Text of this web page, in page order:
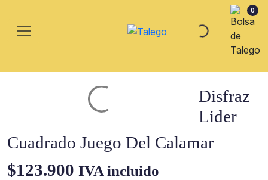
0
Disfraz
Lider
Cuadrado Juego Del Calamar
$123.900 IVA incluido